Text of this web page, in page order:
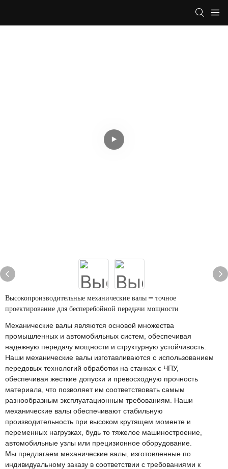
Высокопроизводительные механические валы — точное
проектирование для бесперебойной передачи мощности
Механические валы являются основой множества
промышленных и автомобильных систем, обеспечивая
надежную передачу мощности и структурную устойчивость.
Наши механические валы изготавливаются с использованием
передовых технологий обработки на станках с ЧПУ,
обеспечивая жесткие допуски и превосходную прочность
материала, что позволяет им соответствовать самым
разнообразным эксплуатационным требованиям. Наши
механические валы обеспечивают стабильную
производительность при высоком крутящем моменте и
переменных нагрузках, будь то тяжелое машиностроение,
автомобильные узлы или прецизионное оборудование.
Мы предлагаем механические валы, изготовленные по
индивидуальному заказу в соответствии с требованиями к